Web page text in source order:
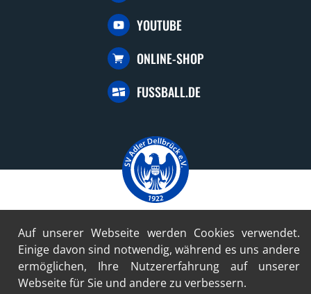
YOUTUBE
ONLINE-SHOP
FUSSBALL.DE
© 2024-2026 SV Adler Dellbrück 1922 e.V.
Konzept und Umsetzung mit freundlicher Unterstützung durch
die profilschmiede - Internetagentur
Auf unserer Webseite werden Cookies verwendet.
Einige davon sind notwendig, während es uns andere
ermöglichen, Ihre Nutzererfahrung auf unserer
Webseite für Sie und andere zu verbessern.